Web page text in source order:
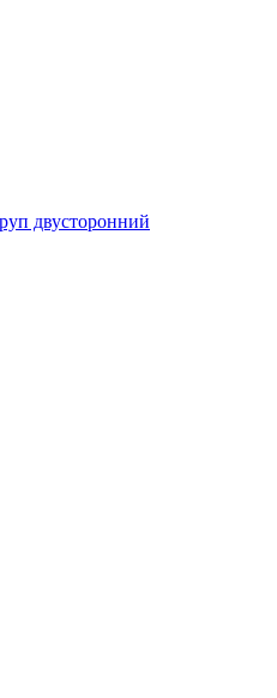
двусторонний